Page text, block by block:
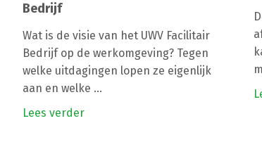
Bedrijf
Wat is de visie van het UWV Facilitair
Bedrijf op de werkomgeving? Tegen
welke uitdagingen lopen ze eigenlijk
aan en welke ...
Lees verder